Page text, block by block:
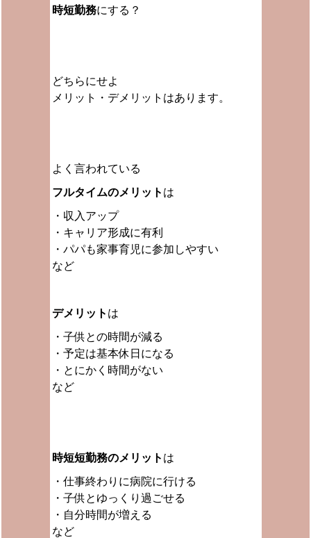
時短勤務にする？
どちらにせよ
メリット・デメリットはあります。
よく言われている
フルタイムのメリット は
・収入アップ
・キャリア形成に有利
・パパも家事育児に参加しやすい
など
デメリット は
・子供との時間が減る
・予定は基本休日になる
・とにかく時間がない
など
時短短勤務のメリット は
・仕事終わりに病院に行ける
・子供とゆっくり過ごせる
・自分時間が増える
など